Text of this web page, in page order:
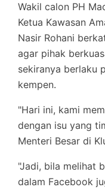
Wakil calon PH
Ketua Kawasan
Nasir Rohani
agar pihak
sekiranya berlaku
kempen.
"Hari ini, kami
dengan isu yang
Menteri Besar di
"Jadi, bila melihat
dalam Facebook